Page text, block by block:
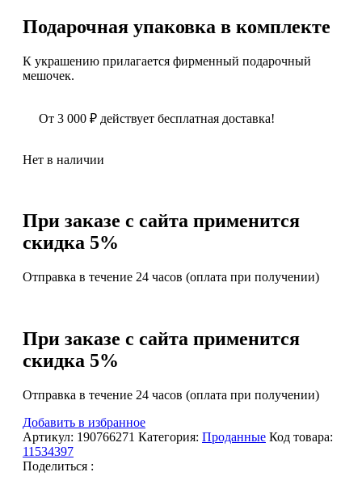
Подарочная упаковка в комплекте
К украшению прилагается фирменный подарочный
мешочек.
От 3 000 ₽ действует бесплатная доставка!
Нет в наличии
При заказе с сайта применится
скидка 5%
Отправка в течение 24 часов (оплата при получении)
При заказе с сайта применится
скидка 5%
Отправка в течение 24 часов (оплата при получении)
Добавить в избранное
Артикул: 190766271 Категория: Проданные Код товара:
11534397
Поделиться :